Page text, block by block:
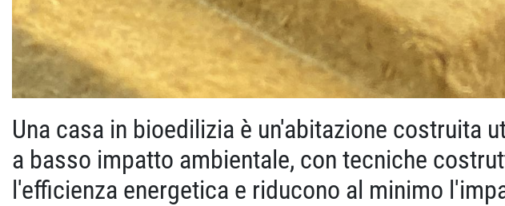
Una casa in bioedilizia è un'abitazione costruita
a basso impatto ambientale, con tecniche
l'efficienza energetica e riducono al minimo